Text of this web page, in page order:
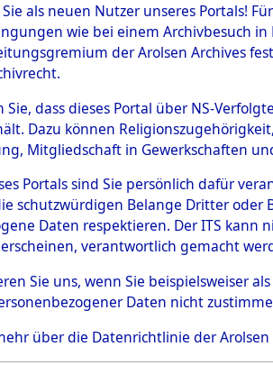
aus
aus
0003
als neuen Nutzer unseres Portals!
wie bei einem Archivbesuch
der Arolsen Archives
Sie, dass dieses Portal über NS-
Dazu können
Mitgliedschaft in Gewerkschaften
Portals sind Sie persönlich dafür
schutzwürdigen Belange Dritter
Daten respektieren. Der ITS
verantwortlich gemacht
Sie uns, wenn Sie beispielsweiser
Daten nicht
über die Datenrichtlinie der Arolsen